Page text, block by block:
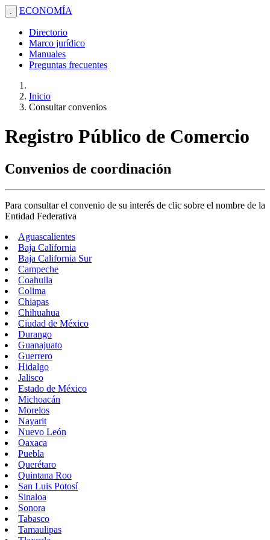
. ECONOMÍA
Directorio
Marco jurídico
Manuales
Preguntas frecuentes
Inicio
Consultar convenios
Registro Público de Comercio
Convenios de coordinación
Para consultar el convenio de su interés de clic sobre el nombre de la
Entidad Federativa
Aguascalientes
Baja California
Baja California Sur
Campeche
Coahuila
Colima
Chiapas
Chihuahua
Ciudad de México
Durango
Guanajuato
Guerrero
Hidalgo
Jalisco
Estado de México
Michoacán
Morelos
Nayarit
Nuevo León
Oaxaca
Puebla
Querétaro
Quintana Roo
San Luis Potosí
Sinaloa
Sonora
Tabasco
Tamaulipas